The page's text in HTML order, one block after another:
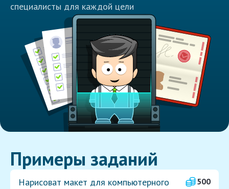
специалисты для каждой цели
Примеры заданий
Нарисоват макет для компьютерного
500